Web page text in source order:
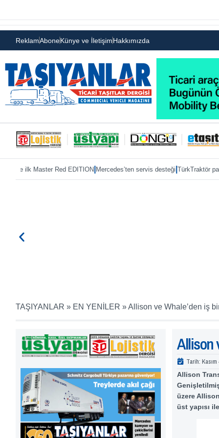
ReklamAboneKünye ve İletişimHakkımızda
Red EDITION| Mercedes’ten servis desteği |TürkTraktör pazarda gücünü
TAŞIYANLAR » EN YENİLER »Allison ve Whale’den iş
Allison
Tarih:
Allison
üzere
üst yapısı